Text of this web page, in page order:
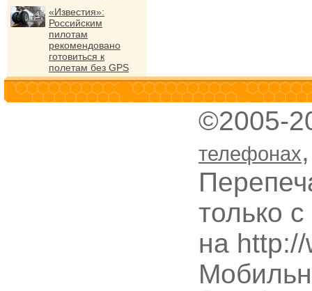
«Известия»:
Российским
пилотам
рекомендовано
готовиться к
полетам без GPS
©2005-
телефонах
только
на